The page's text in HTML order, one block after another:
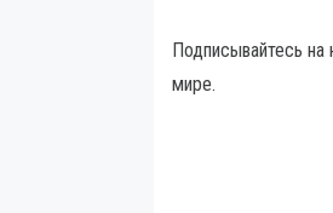
Подписывайтесь на
мире.